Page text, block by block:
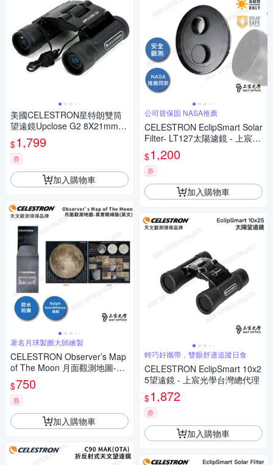
美國CELESTRON星特朗雙筒
望遠鏡Upclose G2 8X21mm兩
眼望遠鏡 (ROOF屋脊;Water R
esistant防水)71230
$1,799
券
加入購物車
著名月球製圖大師繪製
CELESTRON Observer’s Map
of The Moon 月面觀測地圖-真
實精細版(英文) - 美國品牌台灣
總代理
$750
券
加入購物車
公司貨保固 NASA推薦
CELESTRON EclipSmart Solar
Filter- LT127太陽濾鏡 - 上宸光
學台灣總代理
$1,200
券
加入購物車
輕巧好攜帶，雙眼舒適追蹤日食
CELESTRON EclipSmart 10x2
5望遠鏡 - 上宸光學台灣總代理
$1,872
券
加入購物車